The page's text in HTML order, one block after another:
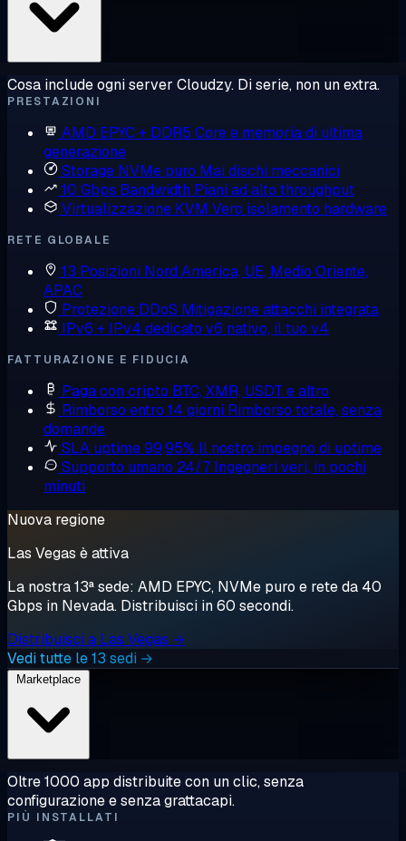
Cosa include ogni server Cloudzy. Di serie, non un extra.
PRESTAZIONI
AMD EPYC + DDR5 Core e memoria di ultima
generazione
Storage NVMe puro Mai dischi meccanici
10 Gbps Bandwidth Piani ad alto throughput
Virtualizzazione KVM Vero isolamento hardware
RETE GLOBALE
13 Posizioni Nord America, UE, Medio Oriente,
APAC
Protezione DDoS Mitigazione attacchi integrata
IPv6 + IPv4 dedicato v6 nativo, il tuo v4
FATTURAZIONE E FIDUCIA
Paga con cripto BTC, XMR, USDT e altro
Rimborso entro 14 giorni Rimborso totale, senza
domande
SLA uptime 99,95% Il nostro impegno di uptime
Supporto umano 24/7 Ingegneri veri, in pochi
minuti
Nuova regione
Las Vegas è attiva
La nostra 13ª sede: AMD EPYC, NVMe puro e rete da 40
Gbps in Nevada. Distribuisci in 60 secondi.
Distribuisci a Las Vegas →
Vedi tutte le 13 sedi →
Oltre 1000 app distribuite con un clic, senza
configurazione e senza grattacapi.
PIÙ INSTALLATI